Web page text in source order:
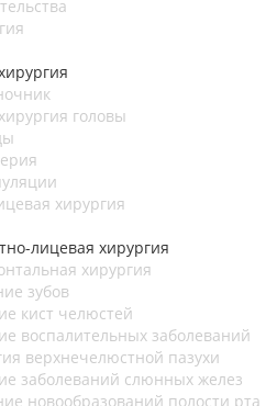
головы
хирургия
лицевая хирургия
хирургия
зубов
кист челюстей
воспалительных заболеваний
верхнечелюстной пазухи
заболеваний слюнных желез
новообразований полости рта